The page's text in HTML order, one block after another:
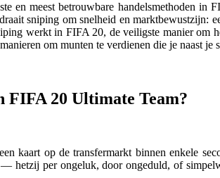
en meest betrouwbare handelsmethoden
sniping om snelheid en marktbewustzijn:
werkt in FIFA 20, de veiligste manier om
om munten te verdienen die je naast
FIFA 20 Ultimate Team?
kaart op de transfermarkt binnen enkele
hetzij per ongeluk, door ongeduld, of